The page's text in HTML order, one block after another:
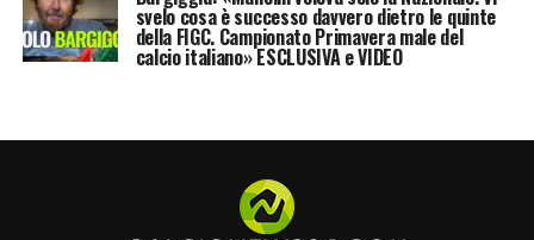
riportare la Fiorentina in Europa. A voi i
commenti.
LA PLAYLIST DELLE NOSTRE TOP NEWS
svelo cosa è successo davvero dietro le quinte
della FIGC. Campionato Primavera male del
calcio italiano» ESCLUSIVA e VIDEO